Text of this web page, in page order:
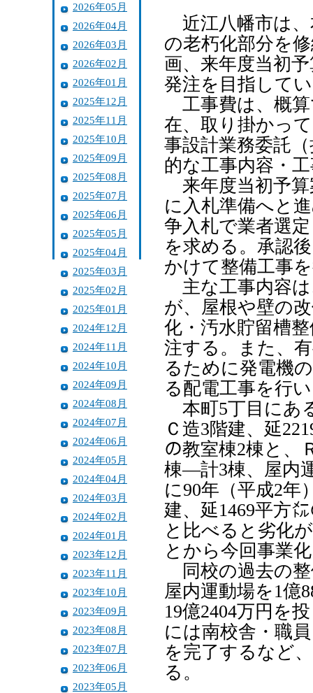
2026年05月
2026年04月
2026年03月
2026年02月
2026年01月
2025年12月
2025年11月
2025年10月
2025年09月
2025年08月
2025年07月
2025年06月
2025年05月
2025年04月
2025年03月
2025年02月
2025年01月
2024年12月
2024年11月
2024年10月
2024年09月
2024年08月
2024年07月
2024年06月
2024年05月
2024年04月
2024年03月
2024年02月
2024年01月
2023年12月
2023年11月
2023年10月
2023年09月
2023年08月
2023年07月
2023年06月
2023年05月
近江八幡市は、
の老朽化部分を
画、来年度当初
発注を目指して
工事費は、概算
在、取り掛かっ
事設計業務委託
的な工事内容・
来年度当初予算
に入札準備へと
争入札で業者選
を求める。承認
かけて整備工事
主な工事内容は
が、屋根や壁の
化・汚水貯留槽
注する。また、
るために発電機
る配電工事を行
本町5丁目にあ
Ｃ造3階建、延
の教室棟2棟と、
棟―計3棟、屋内
に90年（平成2年
建、延1469平方
と比べると劣化
とから今回事業
同校の過去の整
屋内運動場を1億
19億2404万円を
には南校舎・職
を完了するなど
る。